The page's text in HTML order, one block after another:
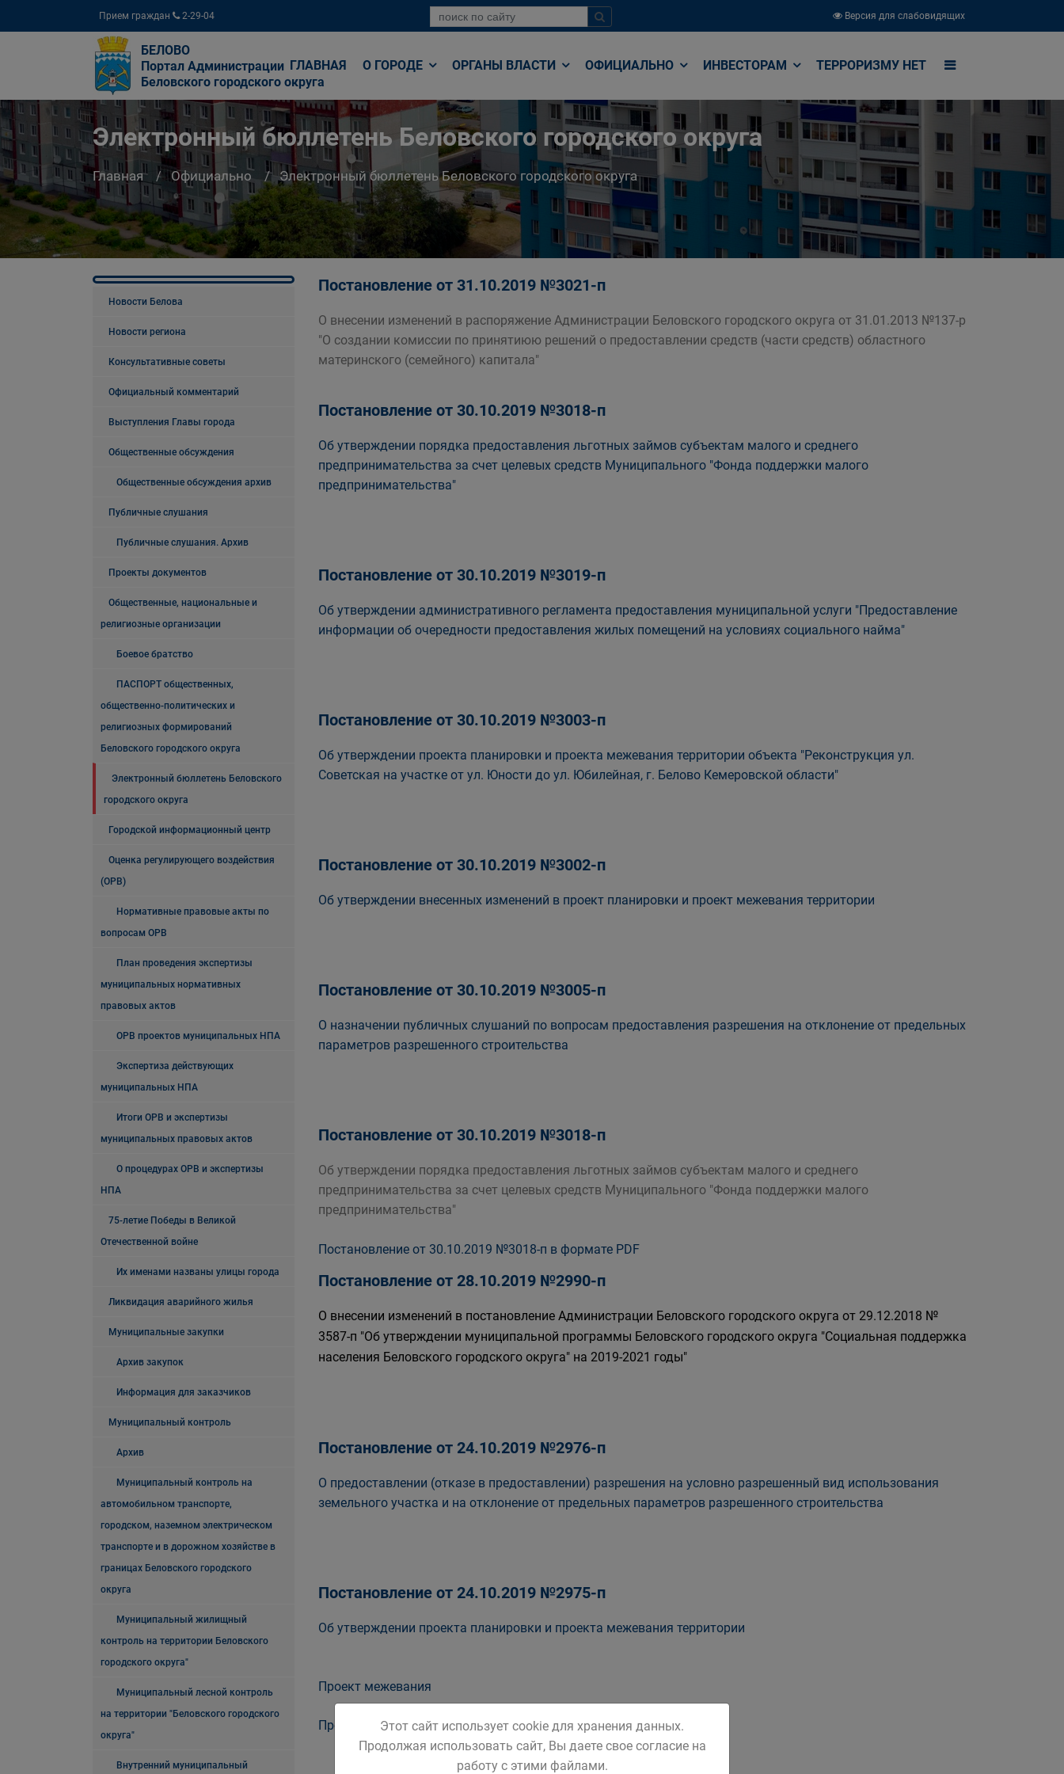
Прием граждан 2-29-04 Версия для слабовидящих
БЕЛОВО
Портал Администрации
Беловского городского округа
ГЛАВНАЯ О ГОРОДЕ ОРГАНЫ ВЛАСТИ ОФИЦИАЛЬНО ИНВЕСТОРАМ ТЕРРОРИЗМУ НЕТ
Электронный бюллетень Беловского городского округа
Главная Официально Электронный бюллетень Беловского городского округа
Новости Белова
Новости региона
Консультативные советы
Официальный комментарий
Выступления Главы города
Общественные обсуждения
Общественные обсуждения архив
Публичные слушания
Публичные слушания. Архив
Проекты документов
Общественные, национальные и
религиозные организации
Боевое братство
ПАСПОРТ общественных,
общественно-политических и
религиозных формирований
Беловского городского округа
Электронный бюллетень Беловского
городского округа
Городской информационный центр
Оценка регулирующего воздействия
(ОРВ)
Нормативные правовые акты по
вопросам ОРВ
План проведения экспертизы
муниципальных нормативных
правовых актов
ОРВ проектов муниципальных НПА
Экспертиза действующих
муниципальных НПА
Итоги ОРВ и экспертизы
муниципальных правовых актов
О процедурах ОРВ и экспертизы
НПА
75-летие Победы в Великой
Отечественной войне
Их именами названы улицы города
Ликвидация аварийного жилья
Муниципальные закупки
Архив закупок
Информация для заказчиков
Муниципальный контроль
Архив
Муниципальный контроль на
автомобильном транспорте,
городском, наземном электрическом
транспорте и в дорожном хозяйстве в
границах Беловского городского
округа
Муниципальный жилищный
контроль на территории Беловского
городского округа"
Муниципальный лесной контроль
на территории "Беловского городского
округа"
Внутренний муниципальный
Постановление от 31.10.2019 №3021-п
О внесении изменений в распоряжение Администрации Беловского городского округа от 31.01.2013 №137-р
"О создании комиссии по принятиюю решений о предоставлении средств (части средств) областного
материнского (семейного) капитала"
Постановление от 30.10.2019 №3018-п
Об утверждении порядка предоставления льготных займов субъектам малого и среднего
предпринимательства за счет целевых средств Муниципального "Фонда поддержки малого
предпринимательства"
Постановление от 30.10.2019 №3019-п
Об утверждении административного регламента предоставления муниципальной услуги "Предоставление
информации об очередности предоставления жилых помещений на условиях социального найма"
Постановление от 30.10.2019 №3003-п
Об утверждении проекта планировки и проекта межевания территории объекта "Реконструкция ул.
Советская на участке от ул. Юности до ул. Юбилейная, г. Белово Кемеровской области"
Постановление от 30.10.2019 №3002-п
Об утверждении внесенных изменений в проект планировки и проект межевания территории
Постановление от 30.10.2019 №3005-п
О назначении публичных слушаний по вопросам предоставления разрешения на отклонение от предельных
параметров разрешенного строительства
Постановление от 30.10.2019 №3018-п
Об утверждении порядка предоставления льготных займов субъектам малого и среднего
предпринимательства за счет целевых средств Муниципального "Фонда поддержки малого
предпринимательства"
Постановление от 30.10.2019 №3018-п в формате PDF
Постановление от 28.10.2019 №2990-п
О внесении изменений в постановление Администрации Беловского городского округа от 29.12.2018 №
3587-п "Об утверждении муниципальной программы Беловского городского округа "Социальная поддержка
населения Беловского городского округа" на 2019-2021 годы"
Постановление от 24.10.2019 №2976-п
О предоставлении (отказе в предоставлении) разрешения на условно разрешенный вид использования
земельного участка и на отклонение от предельных параметров разрешенного строительства
Постановление от 24.10.2019 №2975-п
Об утверждении проекта планировки и проекта межевания территории
Проект межевания
Проект планировкиЭтот сайт использует cookie для хранения данных.
Продолжая использовать сайт, Вы даете свое согласие на
работу с этими файлами.